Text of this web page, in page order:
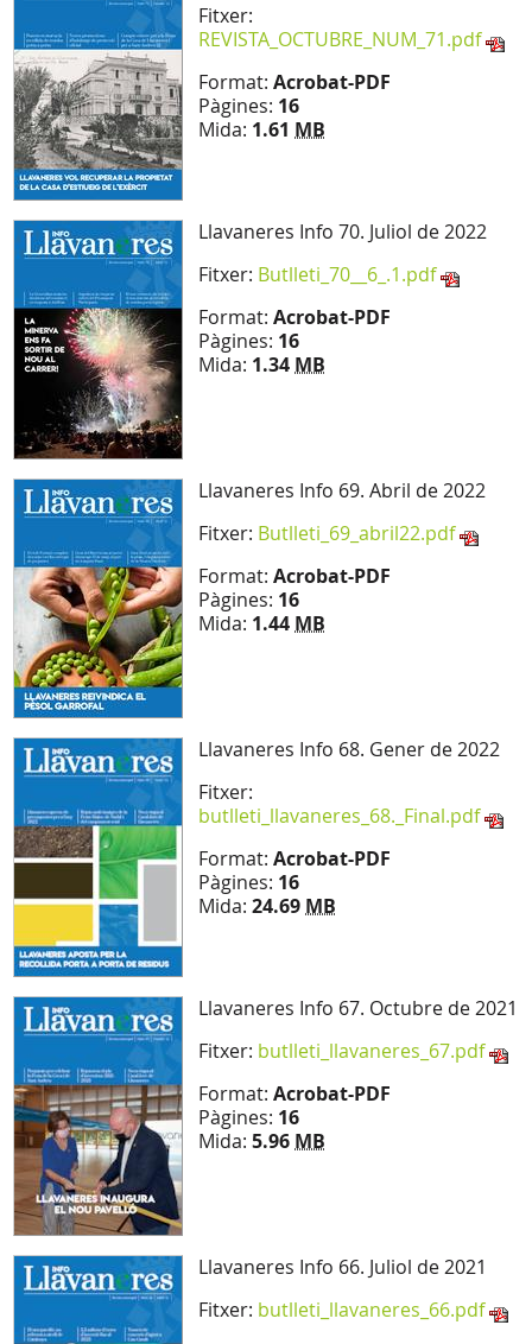
Fitxer:
REVISTA_OCTUBRE_NUM_71.pdf
Format: Acrobat-PDF
Pàgines: 16
Mida: 1.61 MB
Llavaneres Info 70. Juliol de 2022
Fitxer: Butlleti_70__6_.1.pdf
Format: Acrobat-PDF
Pàgines: 16
Mida: 1.34 MB
Llavaneres Info 69. Abril de 2022
Fitxer: Butlleti_69_abril22.pdf
Format: Acrobat-PDF
Pàgines: 16
Mida: 1.44 MB
Llavaneres Info 68. Gener de 2022
Fitxer:
butlleti_llavaneres_68._Final.pdf
Format: Acrobat-PDF
Pàgines: 16
Mida: 24.69 MB
Llavaneres Info 67. Octubre de 2021
Fitxer: butlleti_llavaneres_67.pdf
Format: Acrobat-PDF
Pàgines: 16
Mida: 5.96 MB
Llavaneres Info 66. Juliol de 2021
Fitxer: butlleti_llavaneres_66.pdf